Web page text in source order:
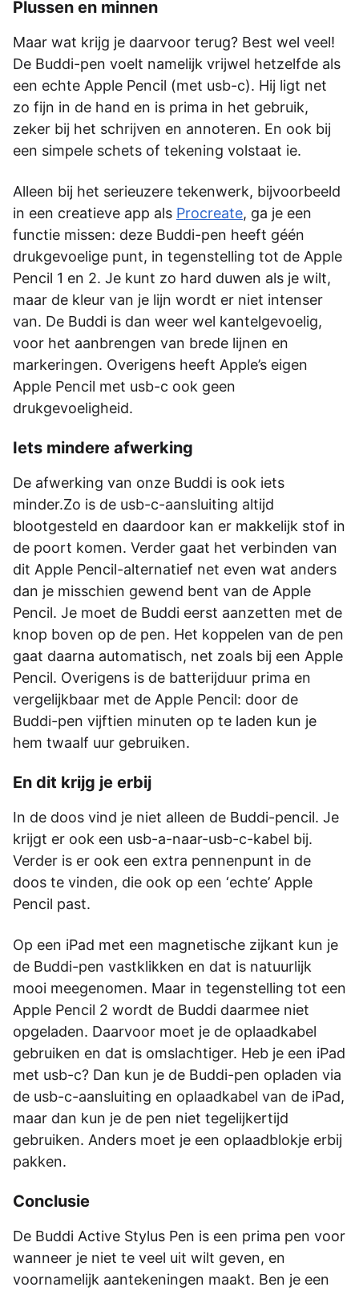
Plussen en minnen
Maar wat krijg je daarvoor terug? Best wel veel!
De Buddi-pen voelt namelijk vrijwel hetzelfde als
een echte Apple Pencil (met usb-c). Hij ligt net
zo fijn in de hand en is prima in het gebruik,
zeker bij het schrijven en annoteren. En ook bij
een simpele schets of tekening volstaat ie.
Alleen bij het serieuzere tekenwerk, bijvoorbeeld
in een creatieve app als Procreate, ga je een
functie missen: deze Buddi-pen heeft géén
drukgevoelige punt, in tegenstelling tot de Apple
Pencil 1 en 2. Je kunt zo hard duwen als je wilt,
maar de kleur van je lijn wordt er niet intenser
van. De Buddi is dan weer wel kantelgevoelig,
voor het aanbrengen van brede lijnen en
markeringen. Overigens heeft Apple’s eigen
Apple Pencil met usb-c ook geen
drukgevoeligheid.
Iets mindere afwerking
De afwerking van onze Buddi is ook iets
minder.Zo is de usb-c-aansluiting altijd
blootgesteld en daardoor kan er makkelijk stof in
de poort komen. Verder gaat het verbinden van
dit Apple Pencil-­alternatief net even wat anders
dan je misschien gewend bent van de Apple
Pencil. Je moet de Buddi eerst aanzetten met de
knop boven op de pen. Het koppelen van de pen
gaat daarna automatisch, net zoals bij een Apple
Pencil. Overigens is de batterijduur prima en
vergelijkbaar met de Apple Pencil: door de
Buddi-pen vijftien minuten op te laden kun je
hem twaalf uur gebruiken.
En dit krijg je erbij
In de doos vind je niet alleen de Buddi-pencil. Je
krijgt er ook een usb-a-naar-usb-c-kabel bij.
Verder is er ook een extra pennenpunt in de
doos te vinden, die ook op een ‘echte’ Apple
Pencil past.
Op een iPad met een magnetische zijkant kun je
de Buddi-pen vastklikken en dat is natuurlijk
mooi meegenomen. Maar in tegenstelling tot een
Apple Pencil 2 wordt de Buddi daarmee niet
opgeladen. Daarvoor moet je de oplaadkabel
gebruiken en dat is omslachtiger. Heb je een iPad
met usb-c? Dan kun je de Buddi-pen opladen via
de usb-c-aansluiting en oplaadkabel van de iPad,
maar dan kun je de pen niet tegelijkertijd
gebruiken. Anders moet je een oplaadblokje erbij
pakken.
Conclusie
De Buddi Active Stylus Pen is een prima pen voor
wanneer je niet te veel uit wilt geven, en
voornamelijk aantekeningen maakt. Ben je een